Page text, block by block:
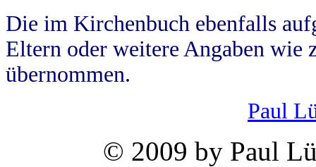
Die im Kirchenbuch ebenfalls
Eltern oder weitere Angaben wie
übernommen.
Paul
© 2009 by Paul